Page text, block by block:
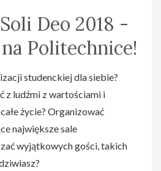
Deo 2018 -
Politechnice!
studenckiej dla siebie?
z ludźmi z wartościami i
życie? Organizować
największe sale
wyjątkowych gości, takich